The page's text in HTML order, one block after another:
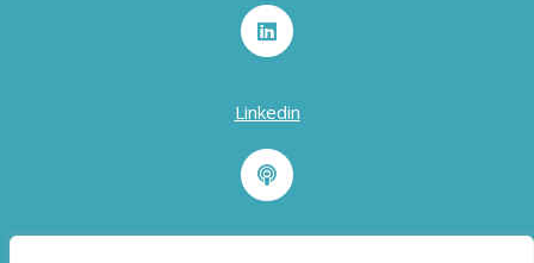
Linkedin